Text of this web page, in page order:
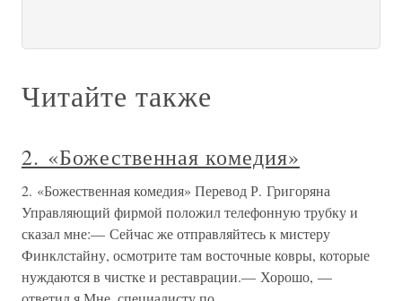
Читайте также
2. «Божественная комедия»
2. «Божественная комедия» Перевод Р. Григоряна
Управляющий фирмой положил телефонную трубку и
сказал мне:— Сейчас же отправляйтесь к мистеру
Финклстайну, осмотрите там восточные ковры, которые
нуждаются в чистке и реставрации.— Хорошо, —